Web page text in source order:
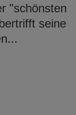
"schönsten
seine